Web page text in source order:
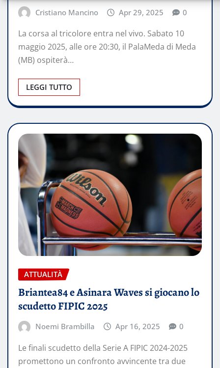
Cristiano Mancino Apr 29, 2025 0
La corsa al tricolore entra nel vivo. Sabato 10
maggio 2025, alle ore 20:30, il PalaMeda di Meda
(MB) ospiterà…
LEGGI TUTTO
ATTUALITÀ
Briantea84 e Asinara Waves si giocano lo
scudetto FIPIC 2025
Noemi Brambilla Apr 16, 2025 0
Le finali scudetto della Serie A FIPIC 2024-2025
promettono un confronto avvincente tra due